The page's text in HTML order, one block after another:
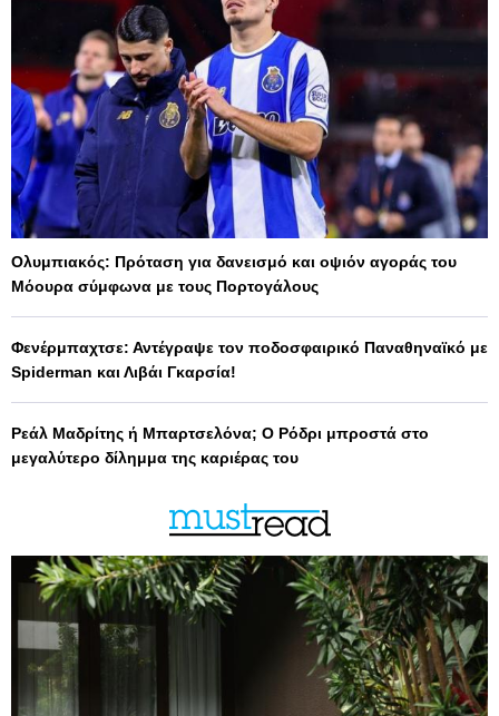
Ολυμπιακός: Πρόταση για δανεισμό και οψιόν αγοράς του
Μόουρα σύμφωνα με τους Πορτογάλους
Φενέρμπαχτσε: Αντέγραψε τον ποδοσφαιρικό Παναθηναϊκό με
Spiderman και Λιβάι Γκαρσία!
Ρεάλ Μαδρίτης ή Μπαρτσελόνα; Ο Ρόδρι μπροστά στο
μεγαλύτερο δίλημμα της καριέρας του